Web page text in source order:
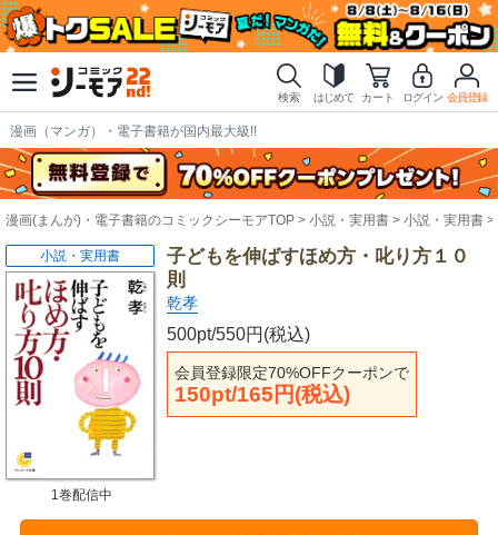
検索 はじめて カート ログイン 会員登録
漫画（マンガ）・電子書籍が国内最大級!!
漫画(まんが)・電子書籍のコミックシーモアTOP 小説・実用書 小説・実用書
子どもを伸ばすほめ方・叱り方１０
則
乾孝
500pt/550円(税込)
会員登録限定70%OFFクーポンで
150pt/165円(税込)
小説・実用書
1巻配信中